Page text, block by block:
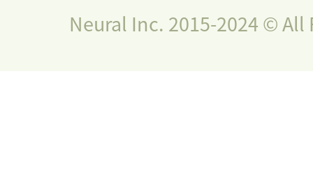
Neural Inc. 2015-2024 © All